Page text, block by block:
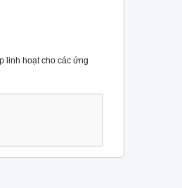
linh hoạt cho các ứng